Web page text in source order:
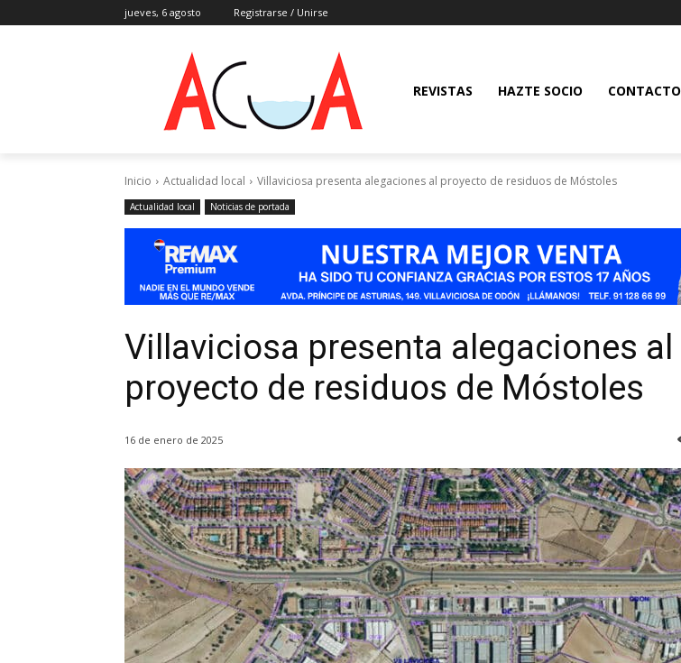
jueves, 6 agosto Registrarse / Unirse
REVISTAS HAZTE SOCIO CONTACTO
Inicio Actualidad local Villaviciosa presenta alegaciones al proyecto de residuos de Móstoles
Actualidad local Noticias de portada
Villaviciosa presenta alegaciones al
proyecto de residuos de Móstoles
16 de enero de 2025